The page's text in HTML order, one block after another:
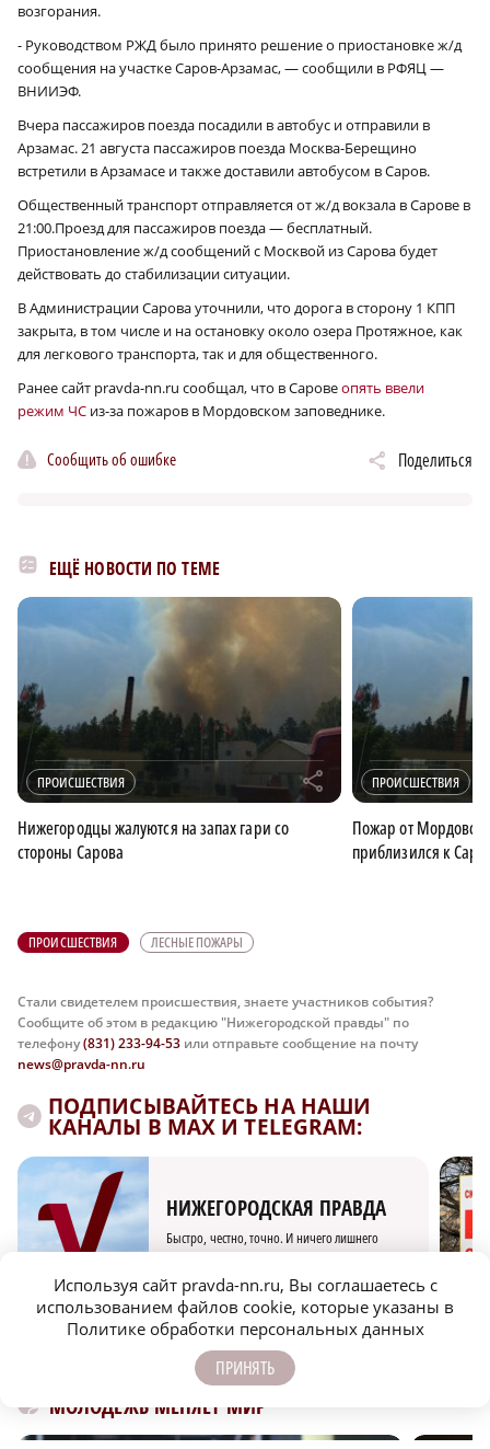
возгорания.
- Руководством РЖД было принято решение о приостановке ж/д
сообщения на участке Саров-Арзамас, — сообщили в РФЯЦ —
ВНИИЭФ.
Вчера пассажиров поезда посадили в автобус и отправили в
Арзамас. 21 августа пассажиров поезда Москва-Берещино
встретили в Арзамасе и также доставили автобусом в Саров.
Общественный транспорт отправляется от ж/д вокзала в Сарове в
21:00.Проезд для пассажиров поезда — бесплатный.
Приостановление ж/д сообщений с Москвой из Сарова будет
действовать до стабилизации ситуации.
В Администрации Сарова уточнили, что дорога в сторону 1 КПП
закрыта, в том числе и на остановку около озера Протяжное, как
для легкового транспорта, так и для общественного.
Ранее сайт pravda-nn.ru сообщал, что в Саровеопять ввели
режим ЧС из-за пожаров в Мордовском заповеднике.
Сообщить об ошибке Поделиться
ЕЩЁ НОВОСТИ ПО ТЕМЕ
ПРОИСШЕСТВИЯ r
Нижегородцы жалуются на запах гари со
стороны Сарова
ПРОИСШЕСТВИЯ
Пожар от
приблизился к
ПРОИСШЕСТВИЯ ЛЕСНЫЕ ПОЖАРЫ
Стали свидетелем происшествия, знаете участников события?
Сообщите об этом в редакцию "Нижегородской правды" по
телефону(831) 233-94-53 или отправьте сообщение на почту
news@pravda-nn.ru
ПОДПИСЫВАЙТЕСЬ НА НАШИ
КАНАЛЫ В MAX И TELEGRAM:
НИЖЕГОРОДСКАЯ ПРАВДА
Быстро, честно, точно. И ничего лишнего
МОЛОДЕЖЬ МЕНЯЕТ МИР
Используя сайт pravda-nn.ru, Вы соглашаетесь с
использованием файлов cookie, которые указаны в
Политике обработки персональных данных
ПРИНЯТЬ